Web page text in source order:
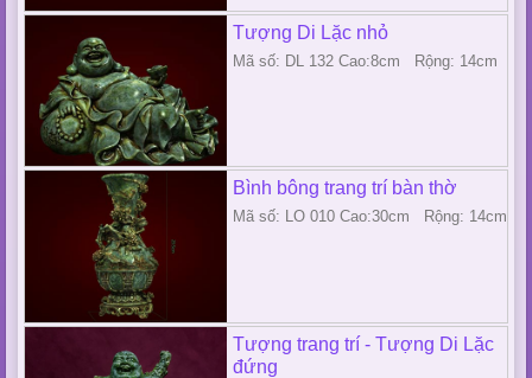
Tượng Di Lặc nhỏ
Mã số: DL 132 Cao:8cm Rộng: 14cm
Bình bông trang trí bàn thờ
Mã số: LO 010 Cao:30cm Rộng: 14cm
Tượng trang trí - Tượng Di Lặc
đứng